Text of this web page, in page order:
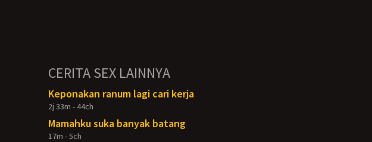
CERITA SEX LAINNYA
Keponakan ranum lagi cari kerja
2j 33m - 44ch
Mamahku suka banyak batang
17m - 5ch